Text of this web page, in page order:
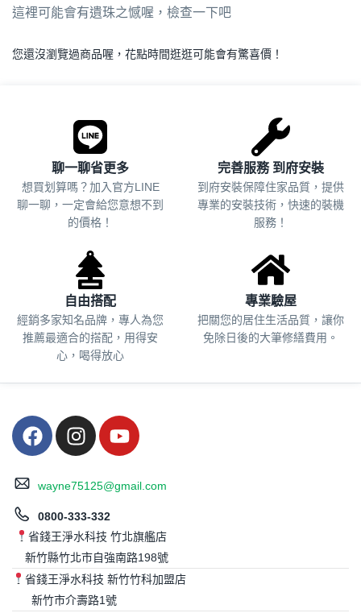
這裡可能會有遺珠之憾喔，檢查一下吧
您還沒瀏覽過商品喔，花點時間逛逛可能會有驚喜價！
聊一聊省更多
想買划算嗎？加入官方LINE
聊一聊，一定會給您意想不到
的價格！
完善服務 到府安裝
到府安裝保障住家品質，提供
專業的安裝技術，快速的裝機
服務！
自由搭配
經銷多家知名品牌，專人為您
推薦最適合的搭配，用得安
心，喝得放心
專業驗屋
把關您的居住生活品質， 讓你
免除日後的大筆修繕費用。
wayne75125@gmail.com
0800-333-332
省錢王淨水科技 竹北旗艦店
新竹縣竹北市自強南路198號
省錢王淨水科技 新竹竹科加盟店
新竹市介壽路1號